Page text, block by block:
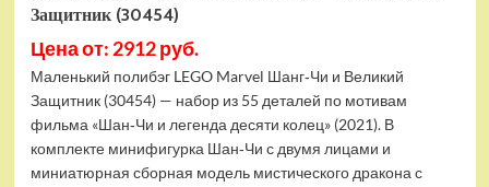
Защитник (30454)
Цена от: 2912 руб.
Маленький полибэг LEGO Marvel Шанг‑Чи и Великий
Защитник (30454) — набор из 55 деталей по мотивам
фильма «Шан‑Чи и легенда десяти колец» (2021). В
комплекте минифигурка Шан‑Чи с двумя лицами и
миниатюрная сборная модель мистического дракона с